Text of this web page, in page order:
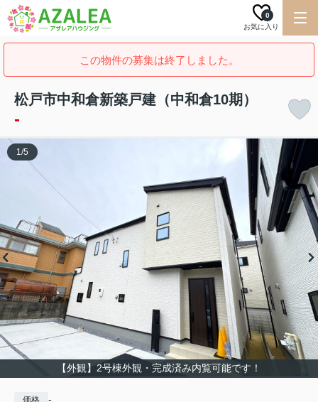
お気に入り
0
この物件の募集は終了しました。
松戸市中和倉新築戸建（中和倉10期）
-
【外観】2号棟外観・完成済み内覧可能です！
1/5
-